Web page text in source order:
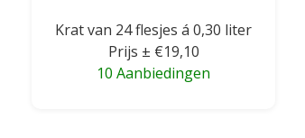
Krat van 24 flesjes á 0,30 liter
Prijs ± €19,10
10 Aanbiedingen